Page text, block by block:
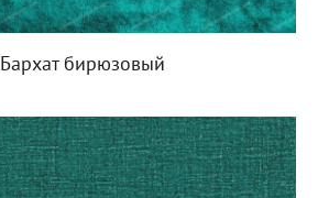
Бархат бирюзовый